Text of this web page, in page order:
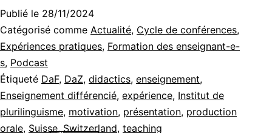
Publié le 28/11/2024
Catégorisé comme Actualité, Cycle de conférences,
Expériences pratiques, Formation des enseignant-e-
s, Podcast
Étiqueté DaF, DaZ, didactics, enseignement,
Enseignement différencié, expérience, Institut de
plurilinguisme, motivation, présentation, production
orale, Suisse, Switzerland, teaching